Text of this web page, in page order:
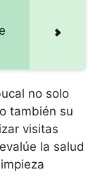
no solo
también su
visitas
la salud